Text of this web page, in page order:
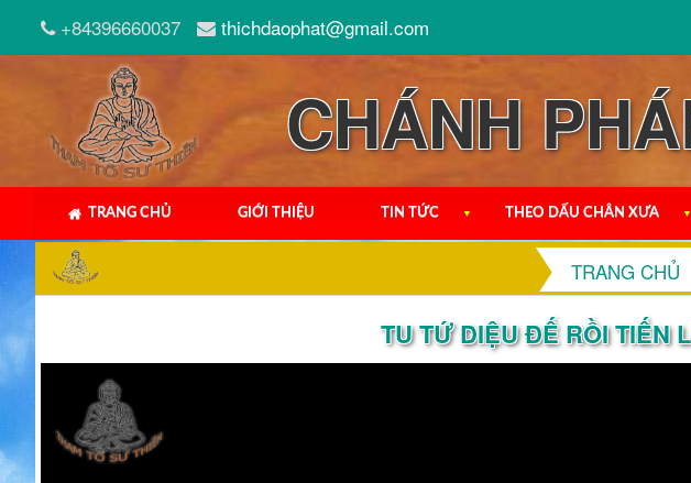
+84396660037 thichdaophat@gmail.com
CHÁNH
TRANG CHỦ GIỚI THIỆU TIN TỨC ▼ THEO DẤU CHÂN XƯA ▼
TRANG CHỦ
TU TỨ DIỆU ĐẾ RỒI TIẾN